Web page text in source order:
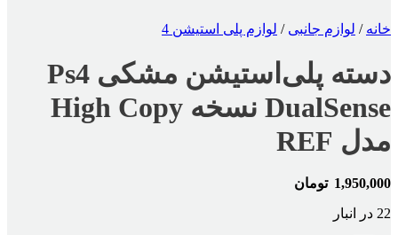
خانه / لوازم جانبی / لوازم پلی استیشن 4
دسته پلی‌استیشن مشکی Ps4
DualSense نسخه High Copy
مدل REF
1,950,000 تومان
22 در انبار